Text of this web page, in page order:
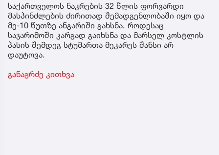
საქართველოს ნაკრების 32 წლის ფორვარდი
მასპინძლების ძირითად შემადგენლობაში იყო და
მე-10 წუთზე ანგარიში გახსნა, როდესაც
საჯარიმოში კარგად გაიხსნა და მარსელ კოსტლის
პასის შემდეგ სტუმართა მეკარეს შანსი არ
დაუტოვა.
განაგრძე კითხვა